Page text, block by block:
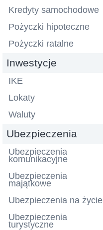
Kredyty samochodowe
Pożyczki hipoteczne
Pożyczki ratalne
Inwestycje
IKE
Lokaty
Waluty
Ubezpieczenia
Ubezpieczenia
komunikacyjne
Ubezpieczenia
majątkowe
Ubezpieczenia na życie
Ubezpieczenia
turystyczne